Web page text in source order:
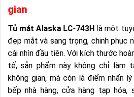
gian
Tủ mát Alaska LC-743H là một
đẹp mắt và sang trọng, chinh phục
cái nhìn đầu tiên. Với kích thước
tế, sản phẩm này không chỉ làm
không gian, mà còn là điểm nhấn
bếp nhà hàng, cửa hàng tạp hóa,